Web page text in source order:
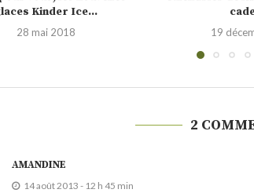
cadeau,...
19 décembre 2015 2
2
AMANDINE
14 août 2013 - 12 h 45 min